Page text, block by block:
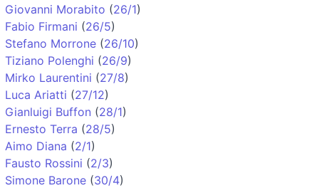
Giovanni Morabito (26/1)
Fabio Firmani (26/5)
Stefano Morrone (26/10)
Tiziano Polenghi (26/9)
Mirko Laurentini (27/8)
Luca Ariatti (27/12)
Gianluigi Buffon (28/1)
Ernesto Terra (28/5)
Aimo Diana (2/1)
Fausto Rossini (2/3)
Simone Barone (30/4)